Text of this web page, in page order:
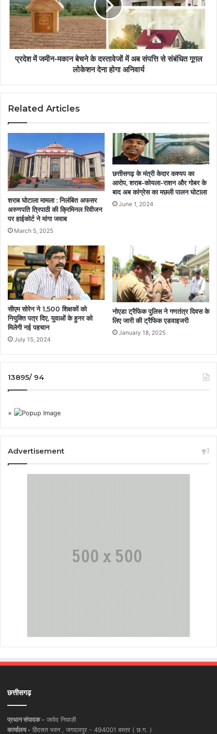
प्रदेश में जमीन-मकान बेचने के दस्तावेजों में अब संपत्ति से संबंधित गूगल
लोकेशन देना होगा अनिवार्य
Related Articles
शराब घोटाला मामला : निलंबित अफसर
अरुणपति त्रिपाठी की क्रिमिनल रिवीजन
पर हाईकोर्ट ने मांगा जवाब
March 5, 2025
छत्तीसगढ़ के मंत्री केदार कश्यप का
आरोप, शराब-कोयला-राशन और गोबर के
बाद अब कांग्रेस का मछली पालन घोटाला
June 1, 2024
सीएम सोरेन ने 1,500 शिक्षकों को
नियुक्ति पत्र दिए, युवाओं के हुनर को
मिलेगी नई पहचान
July 15, 2024
नोएडा ट्रैफिक पुलिस ने गणतंत्र दिवस के
लिए जारी की ट्रैफिक एडवाइजरी
January 18, 2025
13895/ 94
×
Advertisement
छत्तीसगढ़
प्रधान संपादक - जावेद नियाज़ी
कार्यालय - हिंदसत भवन , जगदलपुर - 494001 बस्तर ( छ.ग. )